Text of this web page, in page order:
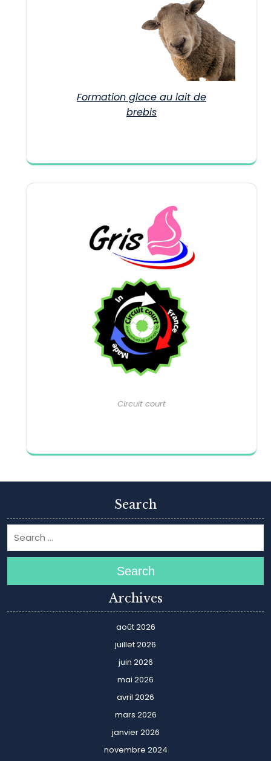
Formation glace au lait de
brebis
Circuit court
Search
Search
Archives
août 2026
juillet 2026
juin 2026
mai 2026
avril 2026
mars 2026
janvier 2026
novembre 2024